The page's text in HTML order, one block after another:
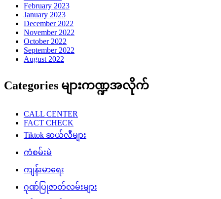
February 2023
January 2023
December 2022
November 2022
October 2022
September 2022
August 2022
Categories များကဏ္ဍအလိုက်
CALL CENTER
FACT CHECK
Tiktok ဆယ်လီများ
ကံစမ်းမဲ
ကျန်းမာရေး
ဂုဏ်ပြုဇာတ်လမ်းများ